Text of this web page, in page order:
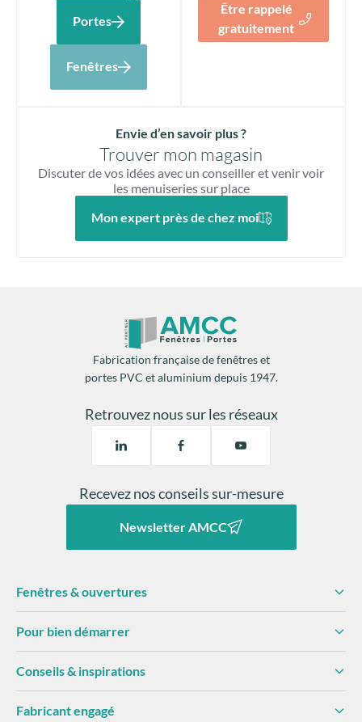
Portes
Fenêtres
Être rappelé
gratuitement
Envie d’en savoir plus ?
Trouver mon magasin
Discuter de vos idées avec un conseiller et venir voir
les menuiseries sur place
Mon expert près de chez moi
Fabrication française de fenêtres et
portes PVC et aluminium depuis 1947.
Retrouvez nous sur les réseaux
Recevez nos conseils sur-mesure
Newsletter AMCC
Fenêtres & ouvertures
Pour bien démarrer
Conseils & inspirations
Fabricant engagé